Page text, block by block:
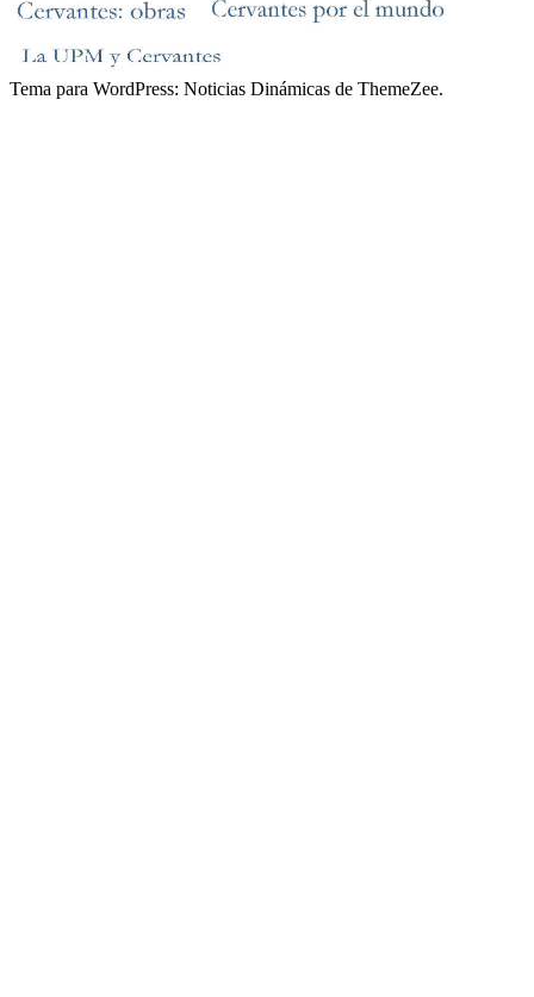
Tema para WordPress: Noticias Dinámicas de ThemeZee.